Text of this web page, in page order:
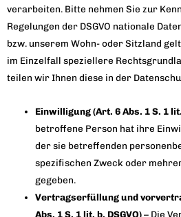
verarbeiten. Bitte nehmen Sie zur
Regelungen der DSGVO nationale
bzw. unserem Wohn- oder Sitzland
im Einzelfall speziellere
teilen wir Ihnen diese in der
Einwilligung (Art. 6 Abs. 1 S. 1 lit.
betroffene Person hat ihre
der sie betreffenden
spezifischen Zweck oder
gegeben.
Vertragserfüllung und
Abs. 1 S. 1 lit. b. DSGVO)– Die